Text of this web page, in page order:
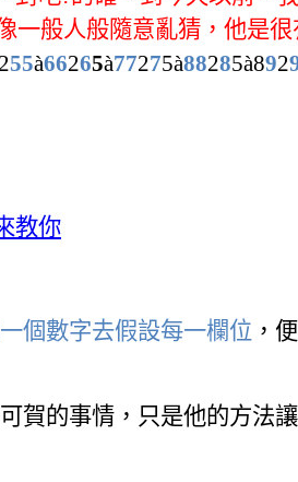
一般人般隨意亂猜，他是
255à66265à77275à88285à892
個數字去假設每一欄位 ，
賀的事情，只是他的方法